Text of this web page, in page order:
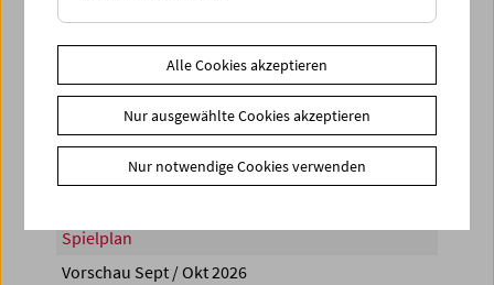
Share on
Spielplan
Vorschau Sept / Okt 2026
Alle Cookies akzeptieren
Nur ausgewählte Cookies akzeptieren
Nur notwendige Cookies verwenden